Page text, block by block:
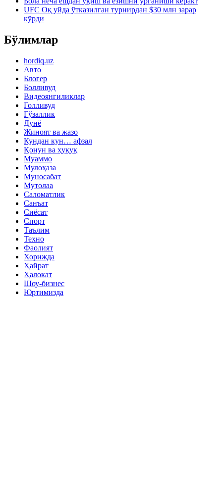
UFC Оқ уйда ўтказилган турнирдан $30 млн зарар
кўрди
Бўлимлар
hordiq.uz
Авто
Блогер
Болливуд
Видеоянгиликлар
Голливуд
Гўзаллик
Дунё
Жиноят ва жазо
Кундан кун… афзал
Қонун ва ҳуқуқ
Муаммо
Мулоҳаза
Муносабат
Мутолаа
Саломатлик
Санъат
Сиёсат
Спорт
Таълим
Техно
Фаолият
Хорижда
Ҳайрат
Ҳалокат
Шоу-бизнес
Юртимизда